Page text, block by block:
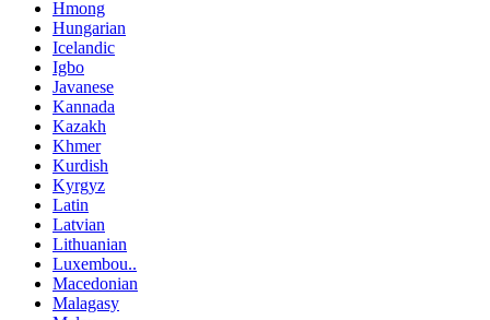
Hmong
Hungarian
Icelandic
Igbo
Javanese
Kannada
Kazakh
Khmer
Kurdish
Kyrgyz
Latin
Latvian
Lithuanian
Luxembou..
Macedonian
Malagasy